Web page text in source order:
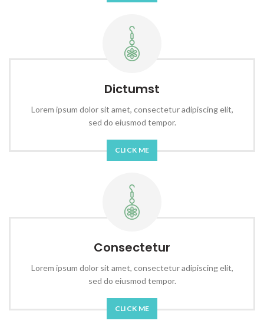
Dictumst
Lorem ipsum dolor sit amet, consectetur adipiscing elit,
sed do eiusmod tempor.
CLICK ME
Consectetur
Lorem ipsum dolor sit amet, consectetur adipiscing elit,
sed do eiusmod tempor.
CLICK ME